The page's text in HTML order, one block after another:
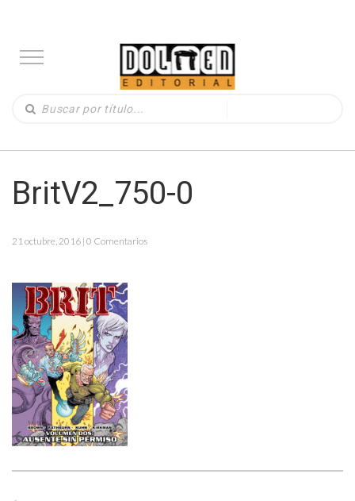
BritV2_750-0
21 octubre, 2016 | 0 Comentarios